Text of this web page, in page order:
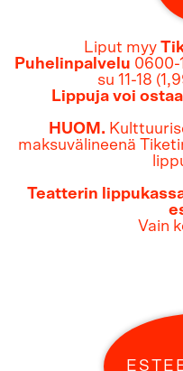
Liput myy
Puhelinpalvelu 0600-
su 11-18
Lippuja voi
HUOM.
maksuvälineenä
Teatterin
Vain